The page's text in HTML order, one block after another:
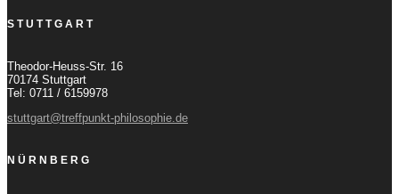
STUTTGART
Theodor-Heuss-Str. 16
70174 Stuttgart
Tel: 0711 / 6159978
stuttgart@treffpunkt-philosophie.de
NÜRNBERG